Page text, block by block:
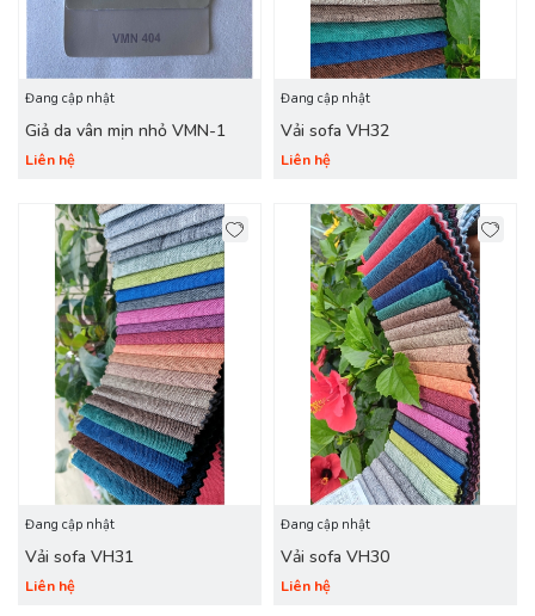
Đang cập nhật
Giả da vân mịn nhỏ VMN-1
Liên hệ
Đang cập nhật
Vải sofa VH32
Liên hệ
Đang cập nhật
Vải sofa VH31
Liên hệ
Đang cập nhật
Vải sofa VH30
Liên hệ